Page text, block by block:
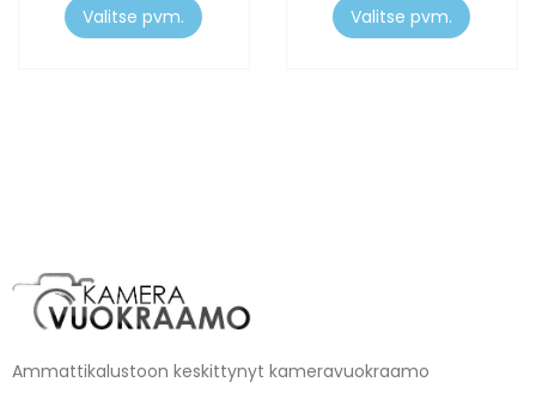
Valitse pvm. Valitse pvm.
Ammattikalustoon keskittynyt kameravuokraamo